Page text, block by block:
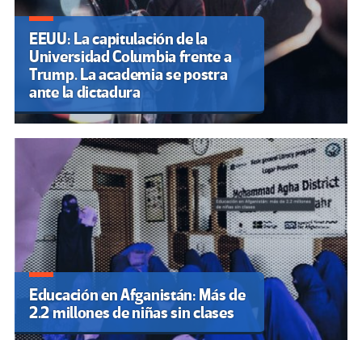
EEUU: La capitulación de la
Universidad Columbia frente a
Trump. La academia se postra
ante la dictadura
Educación en Afganistán: Más de
2.2 millones de niñas sin clases